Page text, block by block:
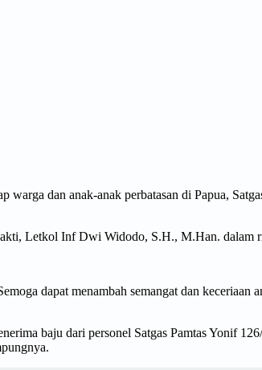
warga dan anak-anak perbatasan di Papua,
Letkol Inf Dwi Widodo, S.H., M.Han.
dapat menambah semangat dan
baju dari personel Satgas Pamtas Yonif